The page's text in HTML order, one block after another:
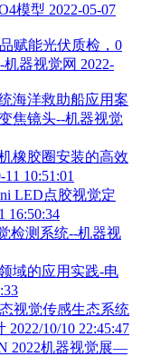
模型 2022-05-07
赋能光伏质检，0
器视觉网 2022-
海洋救助船应用案
焦镜头--机器视觉
橡胶圈安装的高效
10:51:01
LED点胶视觉定
16:50:34
检测系统--机器视
域的应用实践-电
视觉传感生态系统
10/10 22:45:47
2022机器视觉展―